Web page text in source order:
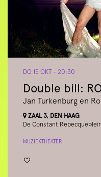
Double bill:
Jan Turkenburg en
DO 15 OKT - 20:30
ZAAL 3, DEN HAAG
De Constant
MUZIEKTHEATER